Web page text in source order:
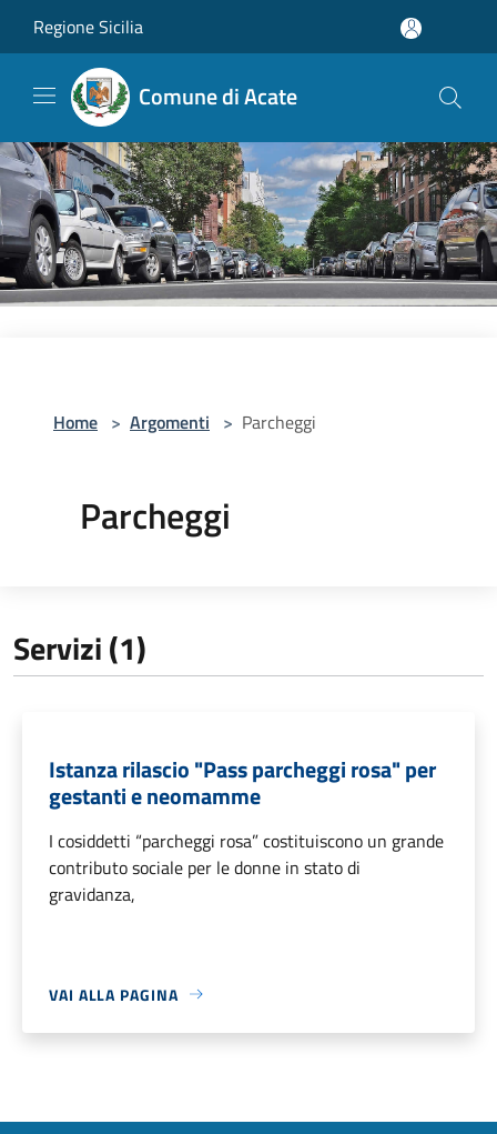
Regione Sicilia
Comune di Acate
Home > Argomenti > Parcheggi
Parcheggi
Servizi (1)
Istanza rilascio "Pass parcheggi rosa" per
gestanti e neo­mamme
I cosiddetti “parcheggi rosa” costituiscono un grande
contributo sociale per le donne in stato di
gravidanza,
VAI ALLA PAGINA